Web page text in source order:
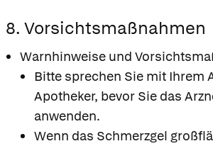
8. Vorsichtsmaßnahmen
Warnhinweise und
Bitte sprechen Sie mit Ihrem
Apotheker, bevor Sie das
anwenden.
Wenn das Schmerzgel